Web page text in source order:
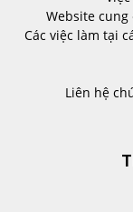
Website
Các việc làm tại
Liên hệ